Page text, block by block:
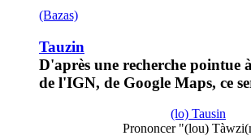
(Bazas)
Tauzin
D'après une recherche pointue
de l'IGN, de Google Maps, ce
(lo) Tausin
Prononcer "(lou)